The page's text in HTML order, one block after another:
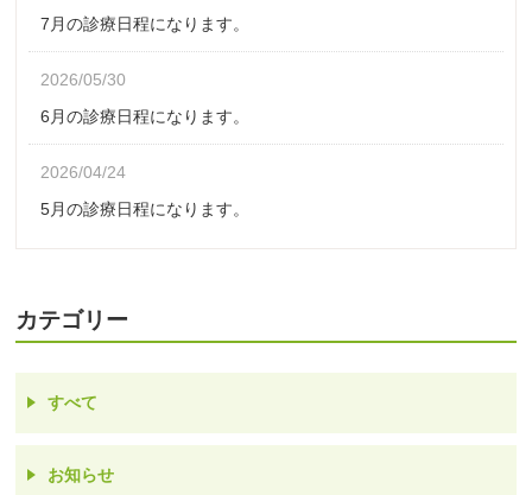
7月の診療日程になります。
2026/05/30
6月の診療日程になります。
2026/04/24
5月の診療日程になります。
カテゴリー
すべて
お知らせ